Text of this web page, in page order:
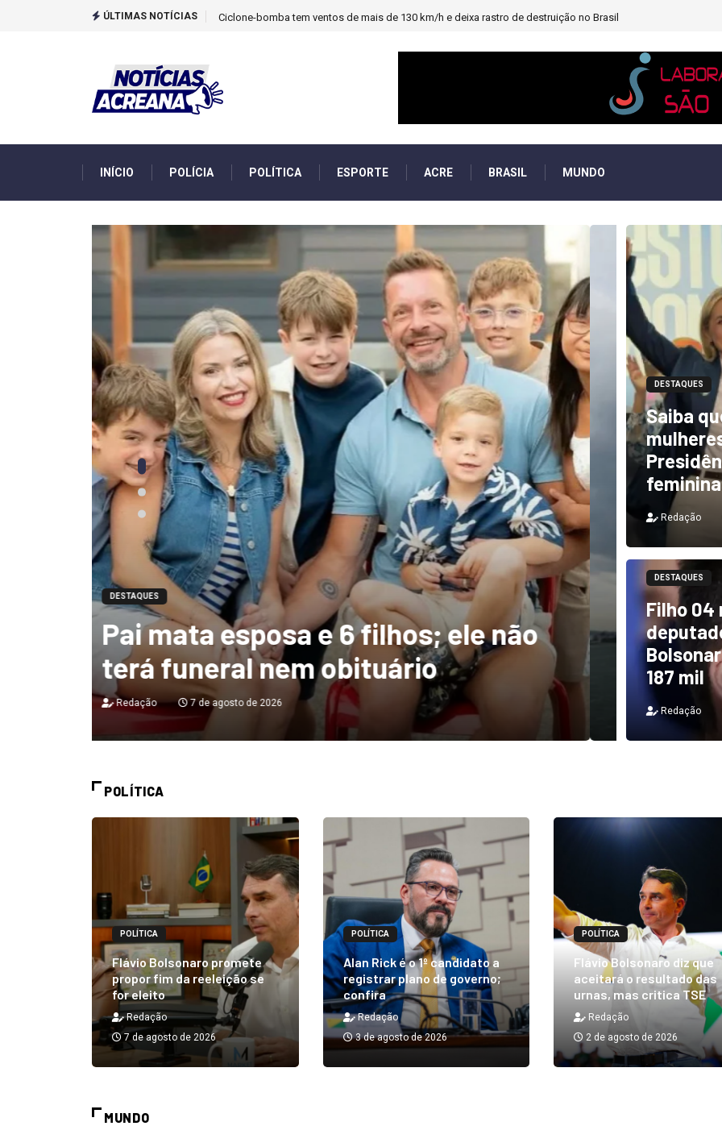
ÚLTIMAS NOTÍCIAS TCU identificou desvios de dinheiro e PF investigará emendas Pix
INÍCIO POLÍCIA POLÍTICA ESPORTE ACRE BRASIL MUNDO
DESTAQUES
Ciclone-bomba tem ventos de mais
de 130 km/h e deixa rastro de
destruição no Brasil
Redação 7 de agosto de 2026
TCU
e PF
DESTAQUES
Saiba
Redação
DESTAQUES
Filho 04
187 mil
Redação
POLÍTICA
POLÍTICA
Flávio Bolsonaro promete
propor fim da reeleição se
for eleito
Redação
7 de agosto de 2026
POLÍTICA
Alan Rick é o 1º candidato a
registrar plano de governo;
confira
Redação
3 de agosto de 2026
POLÍTICA
Flávio Bolsonaro diz que
aceitará o resultado das
urnas, mas critica TSE
Redação
2 de agosto de 2026
MUNDO